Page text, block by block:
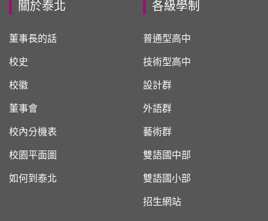
關於泰北
董事長的話
校史
校徽
董事會
校內分機表
校園平面圖
如何到泰北
各級學制
普通型高中
技術型高中
設計群
外語群
藝術群
雙語國中部
雙語國小部
招生網站